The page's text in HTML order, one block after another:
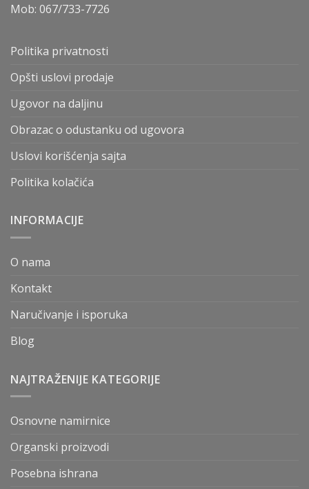
Mob: 067/733-7726
Politika privatnosti
Opšti uslovi prodaje
Ugovor na daljinu
Obrazac o odustanku od ugovora
Uslovi korišćenja sajta
Politika kolačića
INFORMACIJE
O nama
Kontakt
Naručivanje i isporuka
Blog
NAJTRAŽENIJE KATEGORIJE
Osnovne namirnice
Organski proizvodi
Posebna ishrana